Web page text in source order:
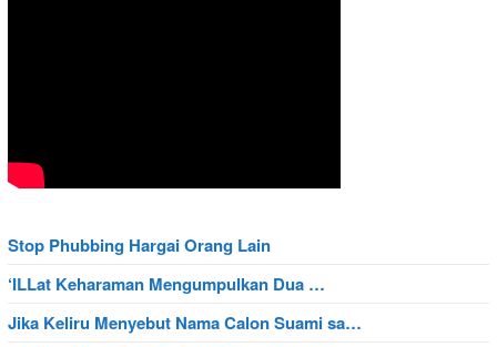
Stop Phubbing Hargai Orang Lain
‘ILLat Keharaman Mengumpulkan Dua …
Jika Keliru Menyebut Nama Calon Suami sa…